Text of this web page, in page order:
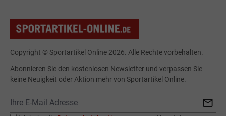
Copyright © Sportartikel Online 2026. Alle Rechte vorbehalten.
Abonnieren Sie den kostenlosen Newsletter und verpassen Sie
keine Neuigkeit oder Aktion mehr von Sportartikel Online.